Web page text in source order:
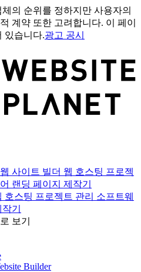
의 순위를 정하지만 사용자의
계약 또한 고려합니다. 이 페이
있습니다.광고 공시
웹 사이트 빌더 웹 호스팅 프로젝
랜딩 페이지 제작기
호스팅 프로젝트 관리 소프트웨
기
보기
Builder